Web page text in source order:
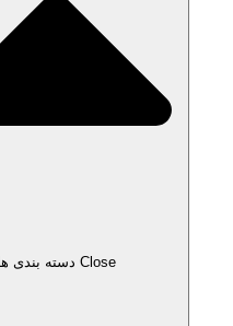
Close دسته بندی ها